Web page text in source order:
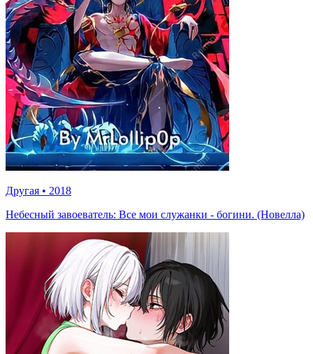
Другая • 2018
Небесный завоеватель: Все мои служанки - богини. (Новелла)